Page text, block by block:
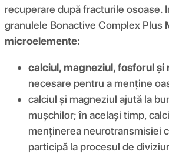
recuperare după fracturile osoase.
granulele Bonactive Complex Plus
microelemente:
calciul, magneziul, fosforul și
necesare pentru a menține
calciul și magneziul ajută la
mușchilor; în același timp,
menținerea neurotransmisiei
participă la procesul de